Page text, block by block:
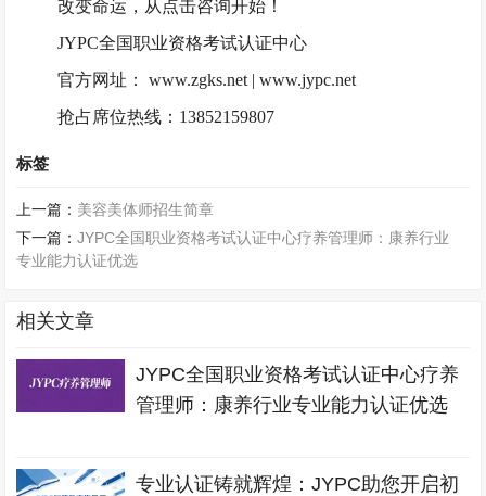
改变命运，从点击咨询开始！
JYPC全国职业资格考试认证中心
官方网址：
www.zgks.net | www.jypc.net
抢占席位热线： 13852159807
标签
上一篇： 美容美体师招生简章
下一篇：JYPC全国职业资格考试认证中心疗养管理师：康养行业
专业能力认证优选
相关文章
JYPC全国职业资格考试认证中心疗养
管理师：康养行业专业能力认证优选
专业认证铸就辉煌：JYPC助您开启初